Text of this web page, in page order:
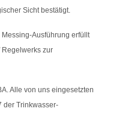
Sicht bestätigt.
Ausführung erfüllt
zur
Alle von uns eingesetzten
der Trinkwasser-